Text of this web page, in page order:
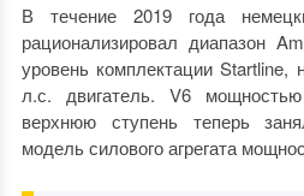
В течение 2019 года
рационализировал диапазон
уровень комплектации
л.с. двигатель. V6
верхнюю ступень теперь
модель силового агрегата